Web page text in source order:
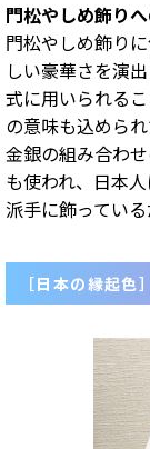
門松やしめ飾り
門松やしめ飾り
しい豪華さを演
式に用いられる
の意味も込められ
金銀の組み合わ
も使われ、日本
派手に飾ってい
［日本の縁起